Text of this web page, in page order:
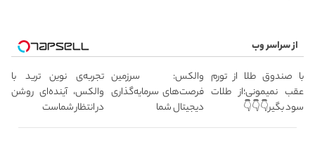
از سراسر وب
با صندوق طلا از تورم
عقب نمیمونی؛از طلات
سود بگیر👇👇👇
والکس: سرزمین
فرصت‌های سرمایه‌گذاری
دیجیتال شما
تجربه‌ی نوین ترید با
والکس، آینده‌ای روشن
در انتظار شماست